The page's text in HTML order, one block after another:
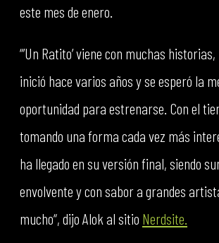
este mes de enero.
“’Un Ratito’ viene con muchas
inició hace varios años y se esperó la
oportunidad para estrenarse. Con el
tomando una forma cada vez más
ha llegado en su versión final, siendo
envolvente y con sabor a grandes
mucho“, dijo Alok al sitio Nerdsite.